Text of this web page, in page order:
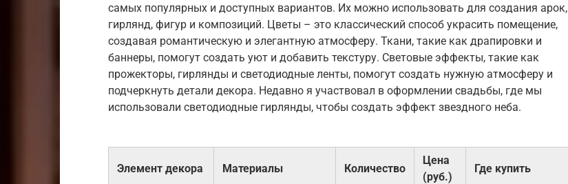
самых популярных и доступных вариантов. Их можно использовать для создания арок,
гирлянд, фигур и композиций. Цветы – это классический способ украсить помещение,
создавая романтическую и элегантную атмосферу. Ткани, такие как драпировки и
баннеры, помогут создать уют и добавить текстуру. Световые эффекты, такие как
прожекторы, гирлянды и светодиодные ленты, помогут создать нужную атмосферу и
подчеркнуть детали декора. Недавно я участвовал в оформлении свадьбы, где мы
использовали светодиодные гирлянды, чтобы создать эффект звездного неба.
Элемент декора Материалы Количество
Цена
(руб.)
Где купить